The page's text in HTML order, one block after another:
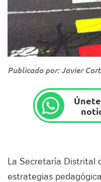
Publicado por: Javier
La Secretaría Distrital
estrategias